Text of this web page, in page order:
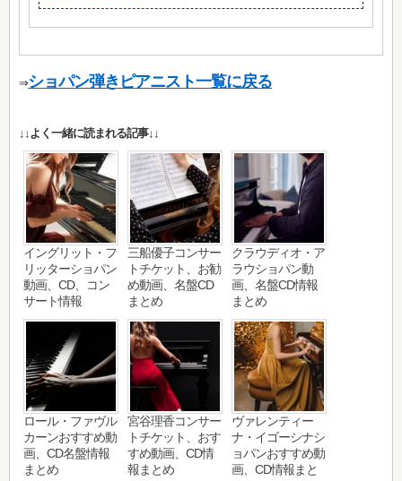
⇒ショパン弾きピアニスト一覧に戻る
↓↓よく一緒に読まれる記事↓↓
イングリット・フ
リッターショパン
動画、CD、コン
サート情報
三船優子コンサー
トチケット、お勧
め動画、名盤CD
まとめ
クラウディオ・ア
ラウショパン動
画、名盤CD情報
まとめ
ロール・ファヴル
カーンおすすめ動
画、CD名盤情報
まとめ
宮谷理香コンサー
トチケット、おす
すめ動画、CD情
報まとめ
ヴァレンティー
ナ・イゴーシナシ
ョパンおすすめ動
画、CD情報まと